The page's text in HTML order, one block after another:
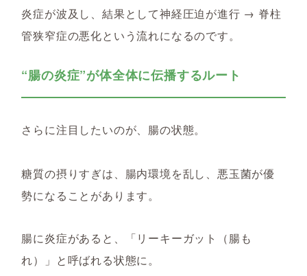
炎症が波及し、結果として神経圧迫が進行 → 脊柱
管狭窄症の悪化という流れになるのです。
“腸の炎症”が体全体に伝播するルート
さらに注目したいのが、腸の状態。
糖質の摂りすぎは、腸内環境を乱し、悪玉菌が優
勢になることがあります。
腸に炎症があると、「リーキーガット（腸も
れ）」と呼ばれる状態に。